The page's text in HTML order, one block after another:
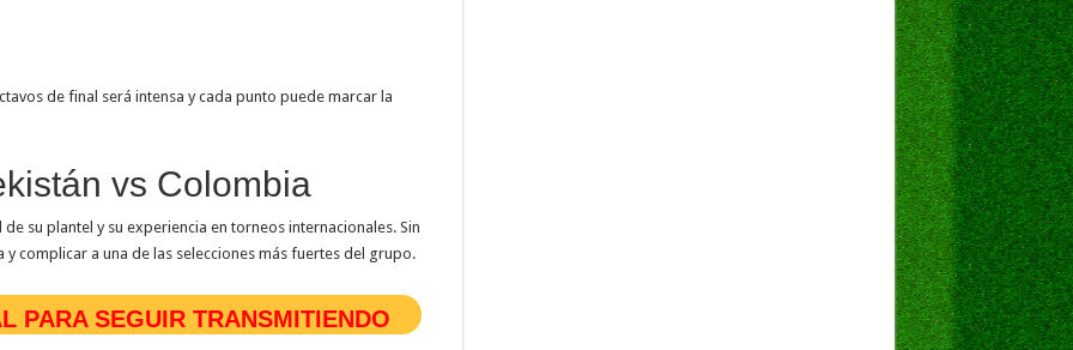
de final será intensa y cada punto puede marcar la
vs Colombia
su plantel y su experiencia en torneos internacionales. Sin
complicar a una de las selecciones más fuertes del grupo.
PARA SEGUIR TRANSMITIENDO